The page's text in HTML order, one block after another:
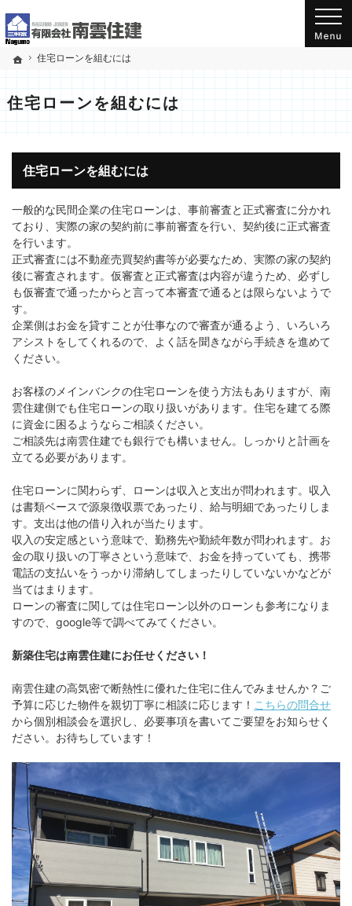
ホーム
住宅ローンを組むには
住宅ローンを組むには
新潟県小千谷市千谷(工業団地入口バス停から南)にある工務店の南雲住建のホームページ
三軒家 有限会社南雲住建のホームページへようこそ！
住宅ローンを組むには
一般的な民間企業の住宅ローンは、事前審査と正式審査に分かれ
ており、実際の家の契約前に事前審査を行い、契約後に正式審査
を行います。
正式審査には不動産売買契約書等が必要なため、実際の家の契約
後に審査されます。仮審査と正式審査は内容が違うため、必ずし
も仮審査で通ったからと言って本審査で通るとは限らないようで
す。
企業側はお金を貸すことが仕事なので審査が通るよう、いろいろ
アシストをしてくれるので、よく話を聞きながら手続きを進めて
ください。
お客様のメインバンクの住宅ローンを使う方法もありますが、南
雲住建側でも住宅ローンの取り扱いがあります。住宅を建てる際
に資金に困るようならご相談ください。
ご相談先は南雲住建でも銀行でも構いません。しっかりと計画を
立てる必要があります。
住宅ローンに関わらず、ローンは収入と支出が問われます。収入
は書類ベースで源泉徴収票であったり、給与明細であったりしま
す。支出は他の借り入れが当たります。
収入の安定感という意味で、勤務先や勤続年数が問われます。お
金の取り扱いの丁寧さという意味で、お金を持っていても、携帯
電話の支払いをうっかり滞納してしまったりしていないかなどが
当てはまります。
ローンの審査に関しては住宅ローン以外のローンも参考になりま
すので、google等で調べてみてください。
新築住宅は南雲住建にお任せください！
南雲住建の高気密で断熱性に優れた住宅に住んでみませんか？ご
予算に応じた物件を親切丁寧に相談に応じます！ こちらの問合せ
から個別相談会を選択し、必要事項を書いてご要望をお知らせく
ださい。お待ちしています！